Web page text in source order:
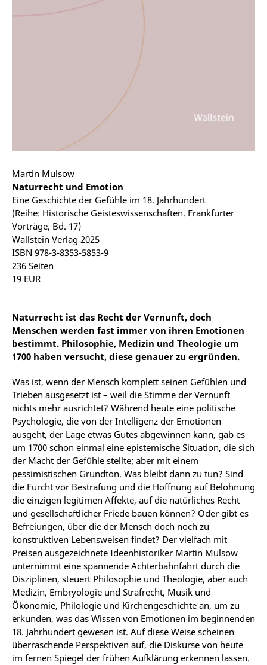
Martin Mulsow
Naturrecht und Emotion
Eine Geschichte der Gefühle im 18. Jahrhundert
(Reihe: Historische Geisteswissenschaften. Frankfurter
Vorträge, Bd. 17)
Wallstein Verlag 2025
ISBN 978-3-8353-5853-9
236 Seiten
19 EUR
Naturrecht ist das Recht der Vernunft, doch
Menschen werden fast immer von ihren Emotionen
bestimmt. Philosophie, Medizin und Theologie um
1700 haben versucht, diese genauer zu ergründen.
Was ist, wenn der Mensch komplett seinen Gefühlen und
Trieben ausgesetzt ist – weil die Stimme der Vernunft
nichts mehr ausrichtet? Während heute eine politische
Psychologie, die von der Intelligenz der Emotionen
ausgeht, der Lage etwas Gutes abgewinnen kann, gab es
um 1700 schon einmal eine epistemische Situation, die sich
der Macht der Gefühle stellte; aber mit einem
pessimistischen Grundton. Was bleibt dann zu tun? Sind
die Furcht vor Bestrafung und die Hoffnung auf Belohnung
die einzigen legitimen Affekte, auf die natürliches Recht
und gesellschaftlicher Friede bauen können? Oder gibt es
Befreiungen, über die der Mensch doch noch zu
konstruktiven Lebensweisen findet? Der vielfach mit
Preisen ausgezeichnete Ideenhistoriker Martin Mulsow
unternimmt eine spannende Achterbahnfahrt durch die
Disziplinen, steuert Philosophie und Theologie, aber auch
Medizin, Embryologie und Strafrecht, Musik und
Ökonomie, Philologie und Kirchengeschichte an, um zu
erkunden, was das Wissen von Emotionen im beginnenden
18. Jahrhundert gewesen ist. Auf diese Weise scheinen
überraschende Perspektiven auf, die Diskurse von heute
im fernen Spiegel der frühen Aufklärung erkennen lassen.